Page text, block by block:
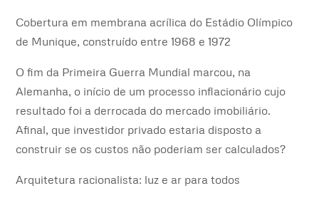
Cobertura em membrana acrílica do Estádio Olímpico
de Munique, construído entre 1968 e 1972
O fim da Primeira Guerra Mundial marcou, na
Alemanha, o início de um processo inflacionário cujo
resultado foi a derrocada do mercado imobiliário.
Afinal, que investidor privado estaria disposto a
construir se os custos não poderiam ser calculados?
Arquitetura racionalista: luz e ar para todos